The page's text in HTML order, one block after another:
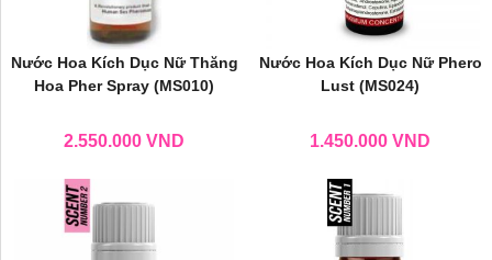
Nước Hoa Kích Dục Nữ Thăng
Hoa Pher Spray (MS010)
2.550.000 VND
Nước Hoa Kích Dục Nữ Phero
Lust (MS024)
1.450.000 VND